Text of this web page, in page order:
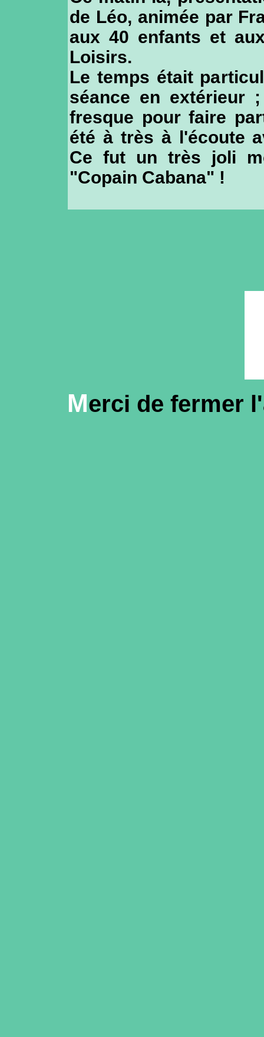
de Léo, animée par
aux 40 enfants et
Loisirs.
Le temps était
séance en extérieur
fresque pour faire
été à très à l'écoute
Ce fut un très joli
"Copain Cabana" !
Merci de fermer